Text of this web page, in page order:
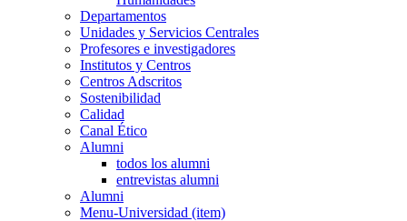
Departamentos
Unidades y Servicios Centrales
Profesores e investigadores
Institutos y Centros
Centros Adscritos
Sostenibilidad
Calidad
Canal Ético
Alumni
todos los alumni
entrevistas alumni
Alumni
Menu-Universidad (item)